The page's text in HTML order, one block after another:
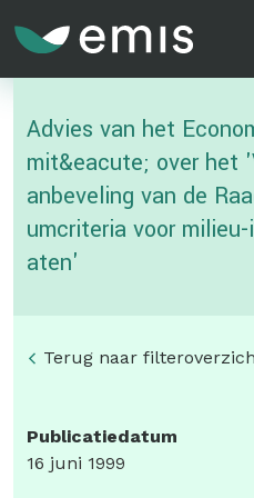
Advies van het
mit&eacute; over het
anbeveling van de
umcriteria voor
aten'
Terug naar
Publicatiedatum
16 juni 1999